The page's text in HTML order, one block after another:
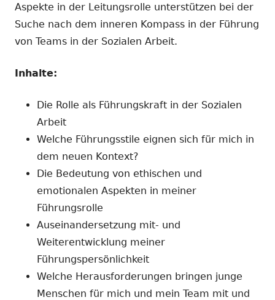
Aspekte in der Leitungsrolle unterstützen bei der
Suche nach dem inneren Kompass in der Führung
von Teams in der Sozialen Arbeit.
Inhalte:
Die Rolle als Führungskraft in der Sozialen
Arbeit
Welche Führungsstile eignen sich für mich in
dem neuen Kontext?
Die Bedeutung von ethischen und
emotionalen Aspekten in meiner
Führungsrolle
Auseinandersetzung mit- und
Weiterentwicklung meiner
Führungspersönlichkeit
Welche Herausforderungen bringen junge
Menschen für mich und mein Team mit und